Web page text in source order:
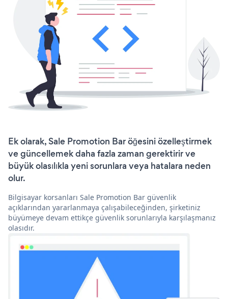
Ek olarak, Sale Promotion Bar öğesini özelleştirmek
ve güncellemek daha fazla zaman gerektirir ve
büyük olasılıkla yeni sorunlara veya hatalara neden
olur.
Bilgisayar korsanları Sale Promotion Bar güvenlik
açıklarından yararlanmaya çalışabileceğinden, şirketiniz
büyümeye devam ettikçe güvenlik sorunlarıyla karşılaşmanız
olasıdır.